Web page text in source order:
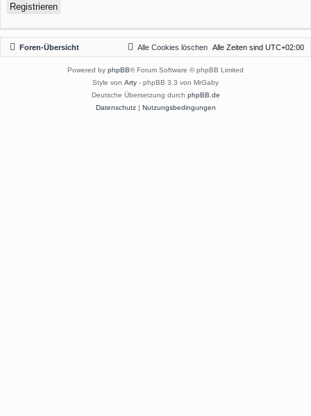
Registrieren
Foren-Übersicht Alle Zeiten sind UTC+02:00
Alle Cookies löschen
Powered by phpBB® Forum Software © phpBB Limited
Style von Arty - phpBB 3.3 von MrGaby
Deutsche Übersetzung durch phpBB.de
Datenschutz| Nutzungsbedingungen